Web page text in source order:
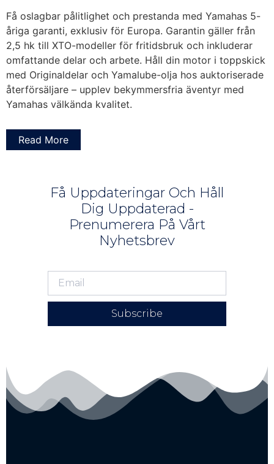
Få oslagbar pålitlighet och prestanda med Yamahas 5-
åriga garanti, exklusiv för Europa. Garantin gäller från
2,5 hk till XTO-modeller för fritidsbruk och inkluderar
omfattande delar och arbete. Håll din motor i toppskick
med Originaldelar och Yamalube-olja hos auktoriserade
återförsäljare – upplev bekymmersfria äventyr med
Yamahas välkända kvalitet.
Read More
Få Uppdateringar Och Håll
Dig Uppdaterad -
Prenumerera På Vårt
Nyhetsbrev
Subscribe